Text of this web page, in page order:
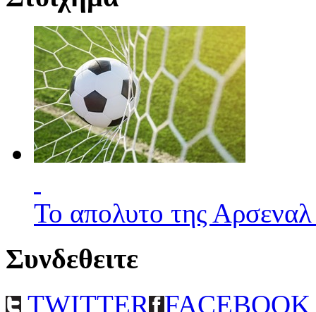
Το απολυτο της
Συνδεθειτε
TWITTER FACEBOOK